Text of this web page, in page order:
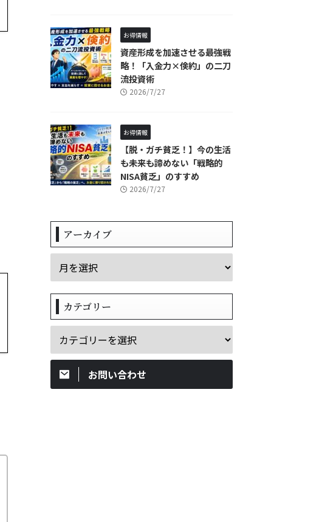
お得情報
資産形成を加速させる最強戦
略！「入金力×倹約」の二刀
流投資術
2026/7/27
お得情報
【脱・ガチ貧乏！】今の生活
も未来も諦めない「戦略的
NISA貧乏」のすすめ
2026/7/27
アーカイブ
カテゴリー
お問い合わせ